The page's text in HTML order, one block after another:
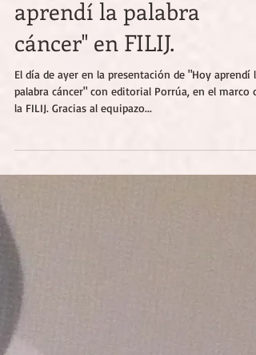
Presentación "Hoy
aprendí la palabra
cáncer" en FILIJ.
palabra cáncer" con editorial Porrúa, en el marco
la FILIJ. Gracias al equipazo...